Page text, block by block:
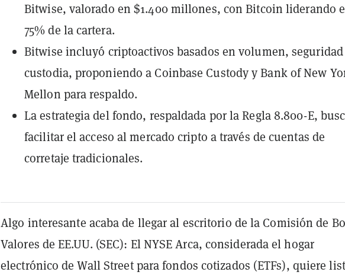
Bitwise, valorado en $1.400 millones, con Bitcoin liderando
75% de la cartera.
Bitwise incluyó criptoactivos basados en volumen,
custodia, proponiendo a Coinbase Custody y Bank of New
Mellon para respaldo.
La estrategia del fondo, respaldada por la Regla 8.800-E,
facilitar el acceso al mercado cripto a través de cuentas de
corretaje tradicionales.
Algo interesante acaba de llegar al escritorio de la Comisión de
Valores de EE.UU. (SEC): El NYSE Arca, considerada el hogar
electrónico de Wall Street para fondos cotizados (ETFs), quiere